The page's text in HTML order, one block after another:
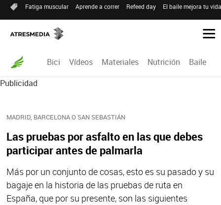
Fatiga muscular Aprende a correr Refeed day El baile mejora tu
Bici Vídeos Materiales Nutrición Baile
Publicidad
MADRID, BARCELONA O SAN SEBASTIÁN
Las pruebas por asfalto en las que debes
participar antes de palmarla
Más por un conjunto de cosas, esto es su pasado y su
bagaje en la historia de las pruebas de ruta en
España, que por su presente, son las siguientes